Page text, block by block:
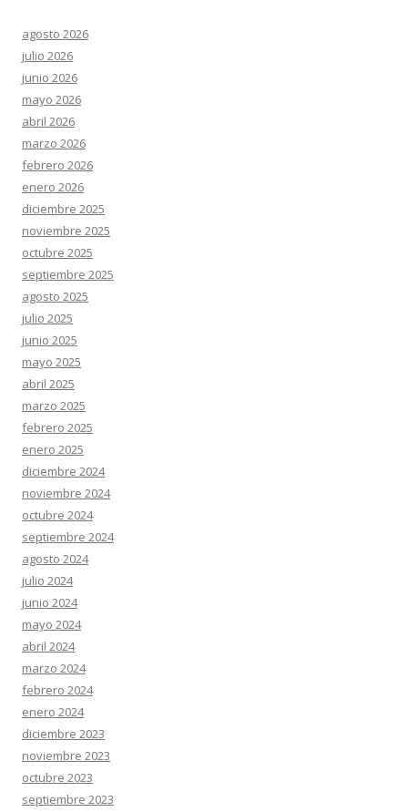
agosto 2026
julio 2026
junio 2026
mayo 2026
abril 2026
marzo 2026
febrero 2026
enero 2026
diciembre 2025
noviembre 2025
octubre 2025
septiembre 2025
agosto 2025
julio 2025
junio 2025
mayo 2025
abril 2025
marzo 2025
febrero 2025
enero 2025
diciembre 2024
noviembre 2024
octubre 2024
septiembre 2024
agosto 2024
julio 2024
junio 2024
mayo 2024
abril 2024
marzo 2024
febrero 2024
enero 2024
diciembre 2023
noviembre 2023
octubre 2023
septiembre 2023